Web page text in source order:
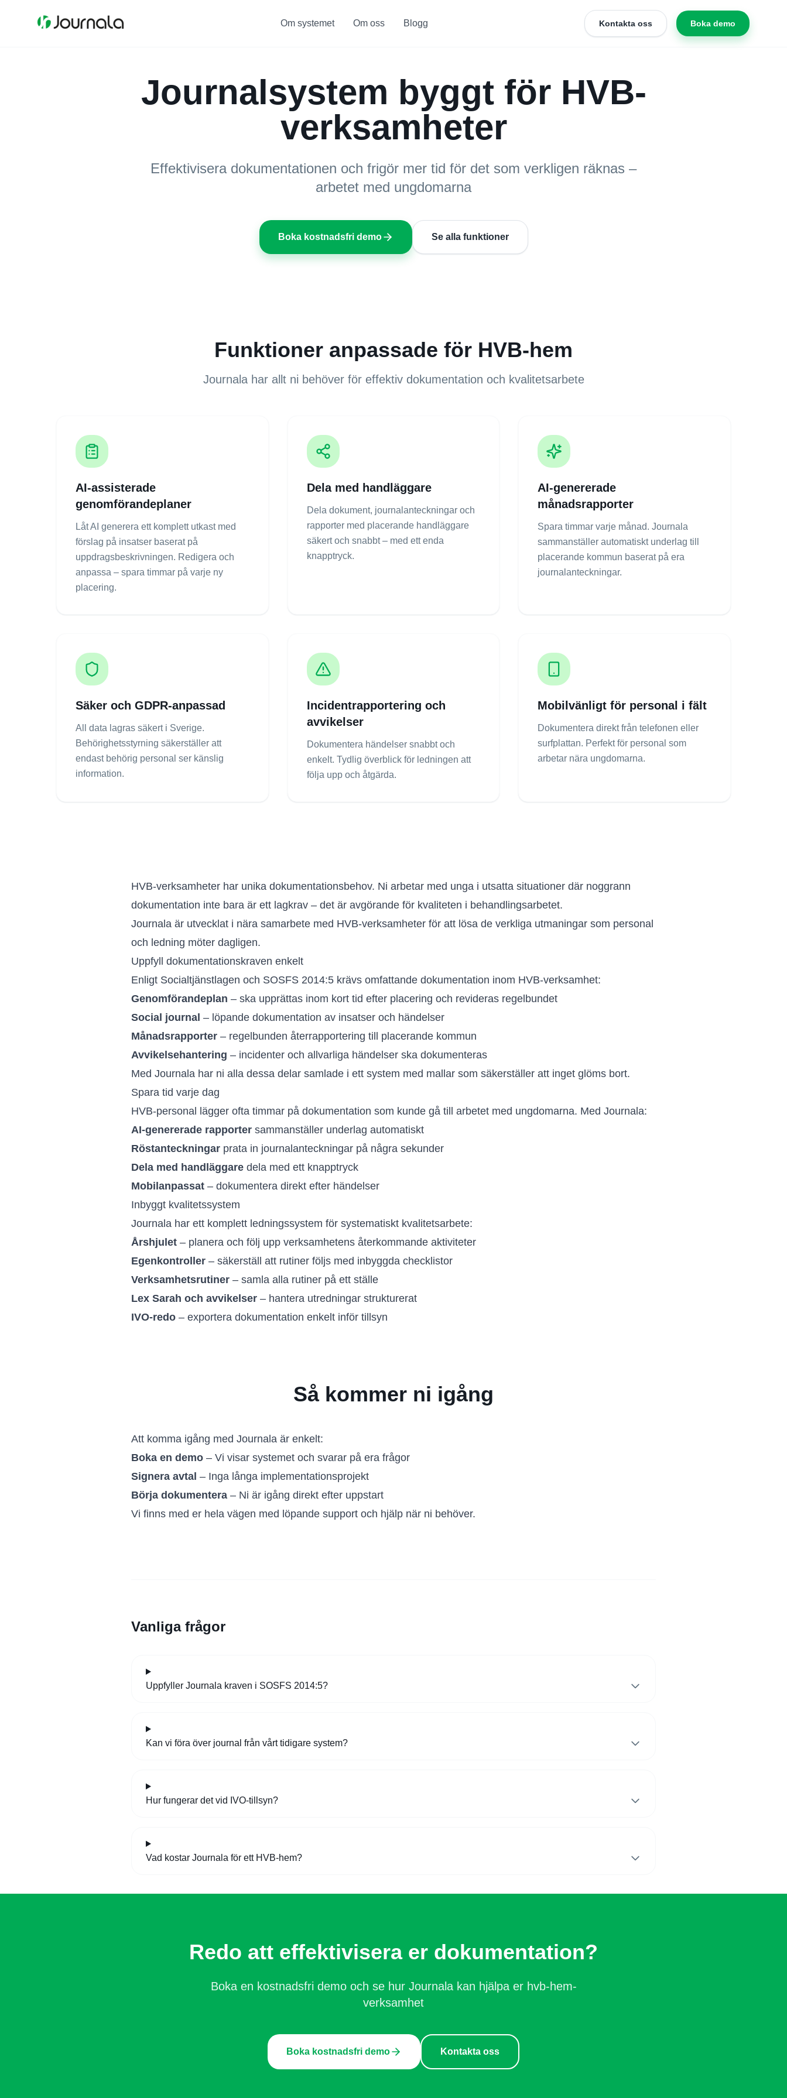
Om systemet Om oss Blogg Kontakta oss Boka demo
Journalsystem byggt för HVB-
verksamheter
Effektivisera dokumentationen och frigör mer tid för det som verkligen räknas –
arbetet med ungdomarna
Boka kostnadsfri demo Se alla funktioner
Funktioner anpassade för HVB-hem
Journala har allt ni behöver för effektiv dokumentation och kvalitetsarbete
AI-assisterade
genomförandeplaner
Låt AI generera ett komplett utkast med
förslag på insatser baserat på
uppdragsbeskrivningen. Redigera och
anpassa – spara timmar på varje ny
placering.
Dela med handläggare
Dela dokument, journalanteckningar och
rapporter med placerande handläggare
säkert och snabbt – med ett enda
knapptryck.
AI-genererade
månadsrapporter
Spara timmar varje månad. Journala
sammanställer automatiskt underlag till
placerande kommun baserat på era
journalanteckningar.
Säker och GDPR-anpassad
All data lagras säkert i Sverige.
Behörighetsstyrning säkerställer att
endast behörig personal ser känslig
information.
Incidentrapportering och
avvikelser
Dokumentera händelser snabbt och
enkelt. Tydlig överblick för ledningen att
följa upp och åtgärda.
Mobilvänligt för personal i fält
Dokumentera direkt från telefonen eller
surfplattan. Perfekt för personal som
arbetar nära ungdomarna.
HVB-verksamheter har unika dokumentationsbehov. Ni arbetar med unga i utsatta situationer där noggrann
dokumentation inte bara är ett lagkrav – det är avgörande för kvaliteten i behandlingsarbetet.
Journala är utvecklat i nära samarbete med HVB-verksamheter för att lösa de verkliga utmaningar som personal
och ledning möter dagligen.
Uppfyll dokumentationskraven enkelt
Enligt Socialtjänstlagen och SOSFS 2014:5 krävs omfattande dokumentation inom HVB-verksamhet:
Genomförandeplan – ska upprättas inom kort tid efter placering och revideras regelbundet
Social journal – löpande dokumentation av insatser och händelser
Månadsrapporter – regelbunden återrapportering till placerande kommun
Avvikelsehantering – incidenter och allvarliga händelser ska dokumenteras
Med Journala har ni alla dessa delar samlade i ett system med mallar som säkerställer att inget glöms bort.
Spara tid varje dag
HVB-personal lägger ofta timmar på dokumentation som kunde gå till arbetet med ungdomarna. Med Journala:
AI-genererade rapporter sammanställer underlag automatiskt
Röstanteckningar prata in journalanteckningar på några sekunder
Dela med handläggare dela med ett knapptryck
Mobilanpassat – dokumentera direkt efter händelser
Inbyggt kvalitetssystem
Journala har ett komplett ledningssystem för systematiskt kvalitetsarbete:
Årshjulet – planera och följ upp verksamhetens återkommande aktiviteter
Egenkontroller – säkerställ att rutiner följs med inbyggda checklistor
Verksamhetsrutiner – samla alla rutiner på ett ställe
Lex Sarah och avvikelser – hantera utredningar strukturerat
IVO-redo – exportera dokumentation enkelt inför tillsyn
Så kommer ni igång
Att komma igång med Journala är enkelt:
Boka en demo – Vi visar systemet och svarar på era frågor
Signera avtal – Inga långa implementationsprojekt
Börja dokumentera – Ni är igång direkt efter uppstart
Vi finns med er hela vägen med löpande support och hjälp när ni behöver.
Vanliga frågor
Uppfyller Journala kraven i SOSFS 2014:5?
Kan vi föra över journal från vårt tidigare system?
Hur fungerar det vid IVO-tillsyn?
Vad kostar Journala för ett HVB-hem?
Redo att effektivisera er dokumentation?
Boka en kostnadsfri demo och se hur Journala kan hjälpa er hvb-hem-
verksamhet
Boka kostnadsfri demo Kontakta oss